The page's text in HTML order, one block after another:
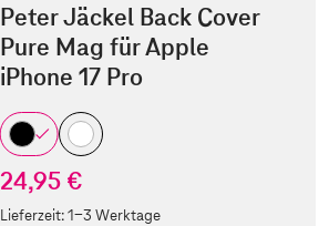
Peter Jäckel Back Cover
Pure Mag für Apple
iPhone 17 Pro
24,95 €
Lieferzeit:1-3 Werktage